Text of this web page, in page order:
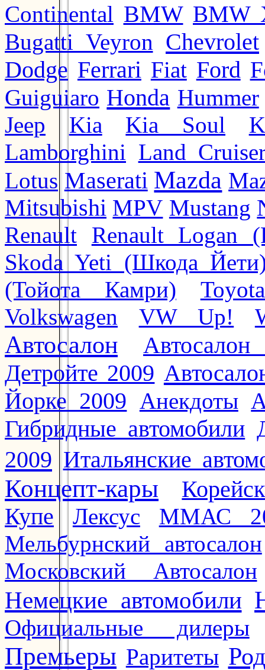
Continental BMW BMW
Bugatti Veyron Chevrolet
Dodge Ferrari Fiat Ford
Guiguiaro Honda Hummer
Jeep
Kia Kia Soul
Lamborghini Land
Lotus Maserati Mazda
Mitsubishi MPV Mustang
Renault
Renault Logan
Skoda Yeti (Шкода
(Тойота Камри)
Volkswagen VW Up!
Автосалон
Детройте 2009
Йорке 2009 Анекдоты
Гибридные автомобили
2009 Итальянские
Концепт-кары
Купе
Лексус ММАС
Мельбурнский автосалон
Московский Автосалон
Немецкие автомобили
Официальные дилеры
Премьеры Раритеты